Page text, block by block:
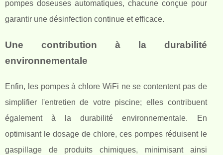
pompes doseuses automatiques, chacune conçue pour
garantir une désinfection continue et efficace.
Une contribution à la durabilité
environnementale
Enfin, les pompes à chlore WiFi ne se contentent pas de
simplifier l'entretien de votre piscine; elles contribuent
également à la durabilité environnementale. En
optimisant le dosage de chlore, ces pompes réduisent le
gaspillage de produits chimiques, minimisant ainsi